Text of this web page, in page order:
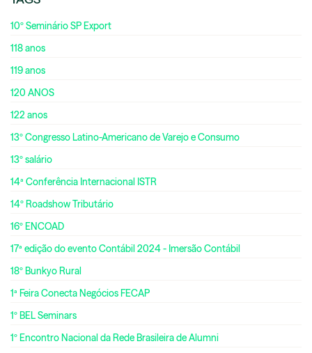
10º Seminário SP Export
118 anos
119 anos
120 ANOS
122 anos
13º Congresso Latino-Americano de Varejo e Consumo
13º salário
14ª Conferência Internacional ISTR
14º Roadshow Tributário
16º ENCOAD
17ª edição do evento Contábil 2024 - Imersão Contábil
18º Bunkyo Rural
1ª Feira Conecta Negócios FECAP
1º BEL Seminars
1º Encontro Nacional da Rede Brasileira de Alumni